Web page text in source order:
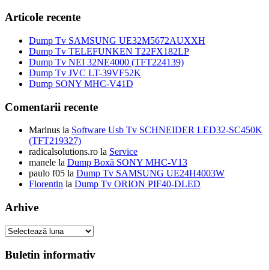
35,00 lei.
100,00 lei.
Articole recente
Dump Tv SAMSUNG UE32M5672AUXXH
Dump Tv TELEFUNKEN T22FX182LP
Dump Tv NEI 32NE4000 (TFT224139)
Dump Tv JVC LT-39VF52K
Dump SONY MHC-V41D
Comentarii recente
Marinus la Software Usb Tv SCHNEIDER LED32-SC450K
(TFT219327)
radicalsolutions.ro la Service
manele la Dump Boxă SONY MHC-V13
paulo f05 la Dump Tv SAMSUNG UE24H4003W
Florentin la Dump Tv ORION PIF40-DLED
Arhive
Arhive
Buletin informativ